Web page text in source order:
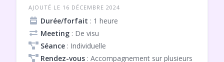
AJOUTÉ LE 16 DÉCEMBRE 2024
Durée/forfait : 1 heure
Meeting : De visu
Séance : Individuelle
Rendez-vous : Accompagnement sur plusieurs